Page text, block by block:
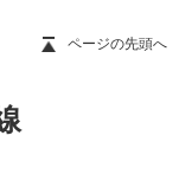
ページの先頭へ